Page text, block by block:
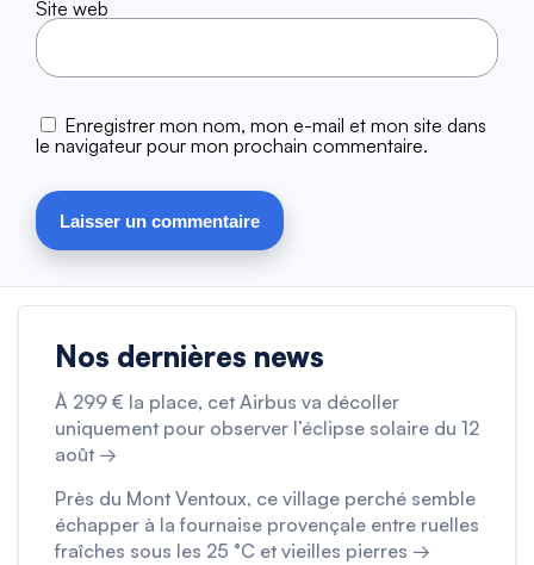
Site web
Enregistrer mon nom, mon e-mail et mon site dans
le navigateur pour mon prochain commentaire.
Nos dernières news
À 299 € la place, cet Airbus va décoller
uniquement pour observer l’éclipse solaire du 12
août →
Près du Mont Ventoux, ce village perché semble
échapper à la fournaise provençale entre ruelles
fraîches sous les 25 °C et vieilles pierres →